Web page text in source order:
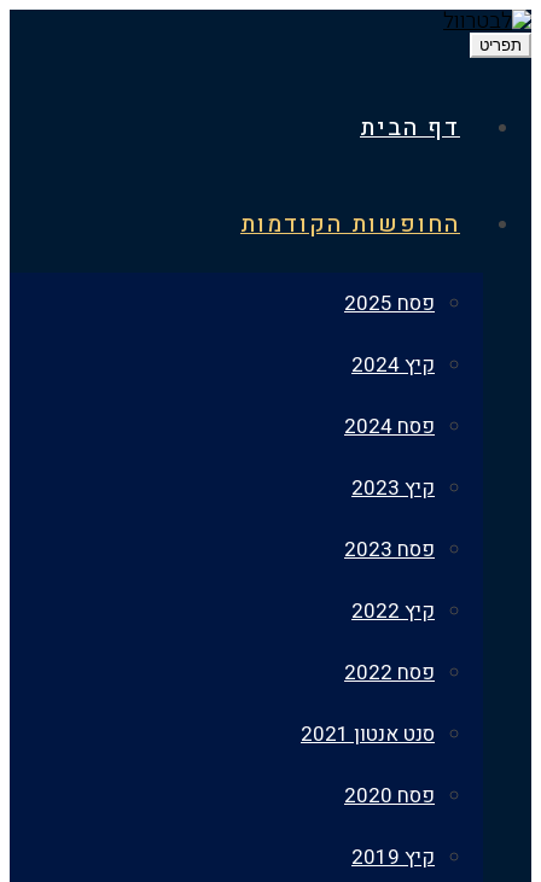
דף הבית
החופשות הקודמות
סנט אנטון 2021